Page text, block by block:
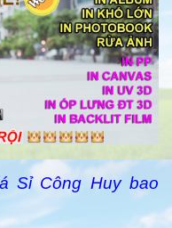
Sỉ Công Huy bao